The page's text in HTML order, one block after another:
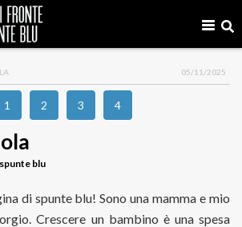
05/11/2025
1 2 3 4
blu
di spunte blu! Sono una mamma e mio
Crescere un bambino è una spesa